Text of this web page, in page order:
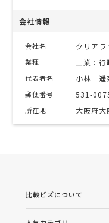
会社情報
会社名 クリア
業種 士業：行
代表者名 小林 遥
郵便番号 531-
所在地 大阪府
比較ビズについて